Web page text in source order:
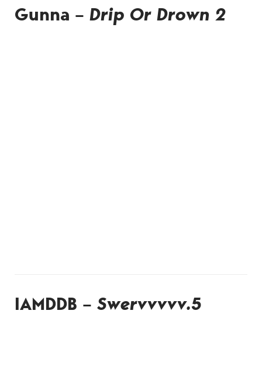
Gunna – Drip Or Drown 2
IAMDDB – Swervvvvv.5